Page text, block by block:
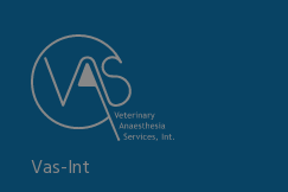
Vas-Int